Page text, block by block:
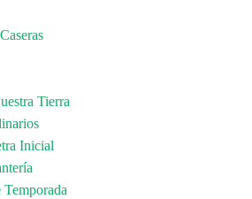
Tierra
Inicial